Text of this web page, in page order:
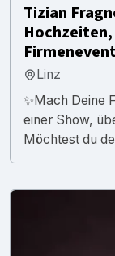
Tizian
Linz
✨Mach Deine
einer Show,
Möchtest du